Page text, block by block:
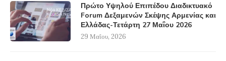
Πρώτο Υψηλού Επιπέδου Διαδικτυακό
Forum Δεξαμενών Σκέψης Αρμενίας και
Ελλάδας-Τετάρτη 27 Μαΐου 2026
29 Μαΐου, 2026